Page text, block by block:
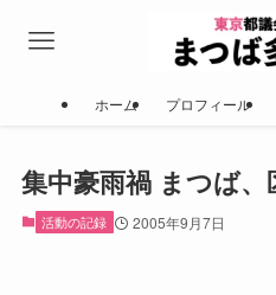
ホーム プロフィール
集中豪雨禍 まつば
活動の記録 2005年9月7日